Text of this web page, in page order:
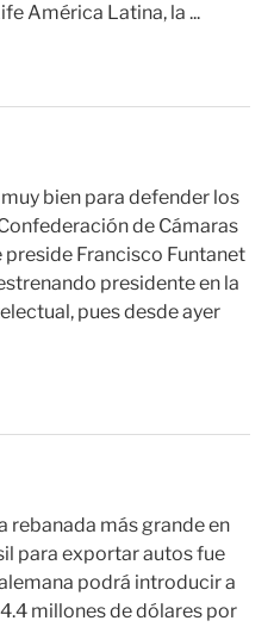
América Latina, la ...
bien para defender los
de Cámaras
Francisco Funtanet
presidente en la
pues desde ayer
rebanada más grande en
para exportar autos fue
podrá introducir a
millones de dólares por